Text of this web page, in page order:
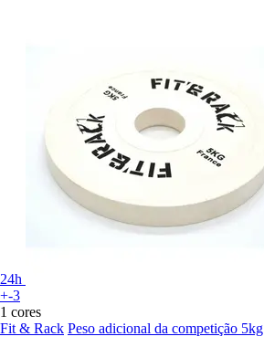
24h
+-3
1 cores
Fit & Rack Peso adicional da competição 5kg